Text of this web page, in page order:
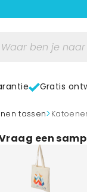
Gratis
tassen>
een